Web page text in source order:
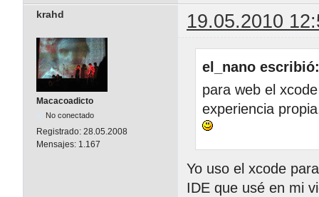
krahd 19.05.2010
Macacoadicto
No conectado
Registrado: 28.05.2008
Mensajes: 1.167
el_nano escribió:
para web el
experiencia
Yo uso el xcode
IDE que usé en mi